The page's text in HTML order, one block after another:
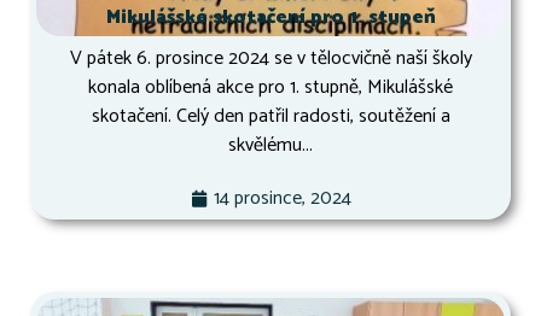
Mikulášské skotačení pro 1. stupeň
V pátek 6. prosince 2024 se v tělocvičně naší školy
konala oblíbená akce pro 1. stupně, Mikulášské
skotačení. Celý den patřil radosti, soutěžení a
skvělému...
14 prosince, 2024